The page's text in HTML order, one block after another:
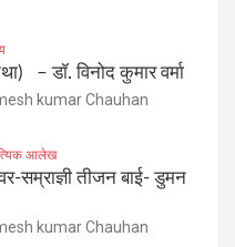
– डॉ. विनोद कुमार वर्मा
kumar Chauhan
आलेख
सम्राज्ञी तीजन बाई- डुमन
kumar Chauhan